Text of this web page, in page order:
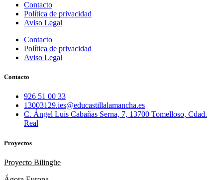
Contacto
Política de privacidad
Aviso Legal
Contacto
Política de privacidad
Aviso Legal
Contacto
926 51 00 33
13003129.ies@educastillalamancha.es
C. Ángel Luis Cabañas Serna, 7, 13700 Tomelloso, Cdad.
Real
Proyectos
Proyecto Bilingüe